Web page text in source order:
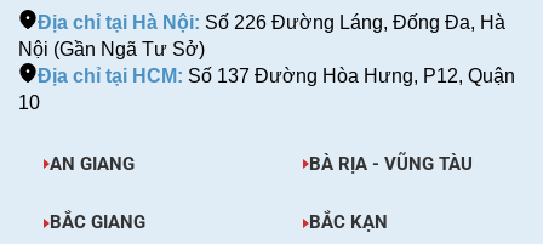
Địa chỉ tại Hà Nội: Số 226 Đường Láng, Đống Đa, Hà
Nội (Gần Ngã Tư Sở)
Địa chỉ tại HCM: Số 137 Đường Hòa Hưng, P12, Quận
10
AN GIANG BÀ RỊA - VŨNG TÀU
BẮC GIANG BẮC KẠN